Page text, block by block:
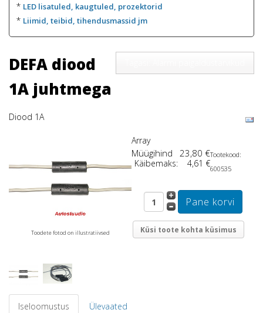
* LED lisatuled, kaugtuled, prozektorid
* Liimid, teibid, tihendusmassid jm
DEFA diood
1A juhtmega
Diood 1A
Toodete fotod on illustratiivsed
Array
Müügihind 23,80 €
Käibemaks: 4,61 €
Tootekood:
600535
Küsi toote kohta küsimus
Iseloomustus Ülevaated